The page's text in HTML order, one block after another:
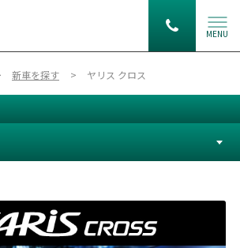
MENU
新車を探す ヤリス クロス